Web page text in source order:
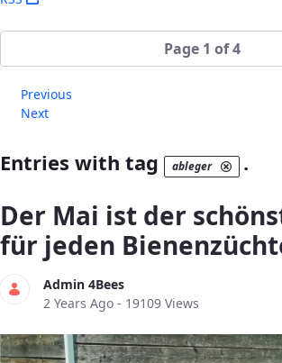
Page 1 of 4
Previous
Next
Entries with tag ableger .
Der Mai ist der
für jeden
Admin 4Bees
Published Date
2 Years Ago - 19109 Views